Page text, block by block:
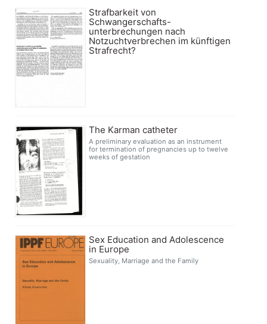
Strafbarkeit von
Schwangerschafts-
unterbrechungen nach
Notzuchtverbrechen im künftigen
Strafrecht?
The Karman catheter
A preliminary evaluation as an instrument
for termination of pregnancies up to twelve
weeks of gestation
Sex Education and Adolescence
in Europe
Sexuality, Marriage and the Family